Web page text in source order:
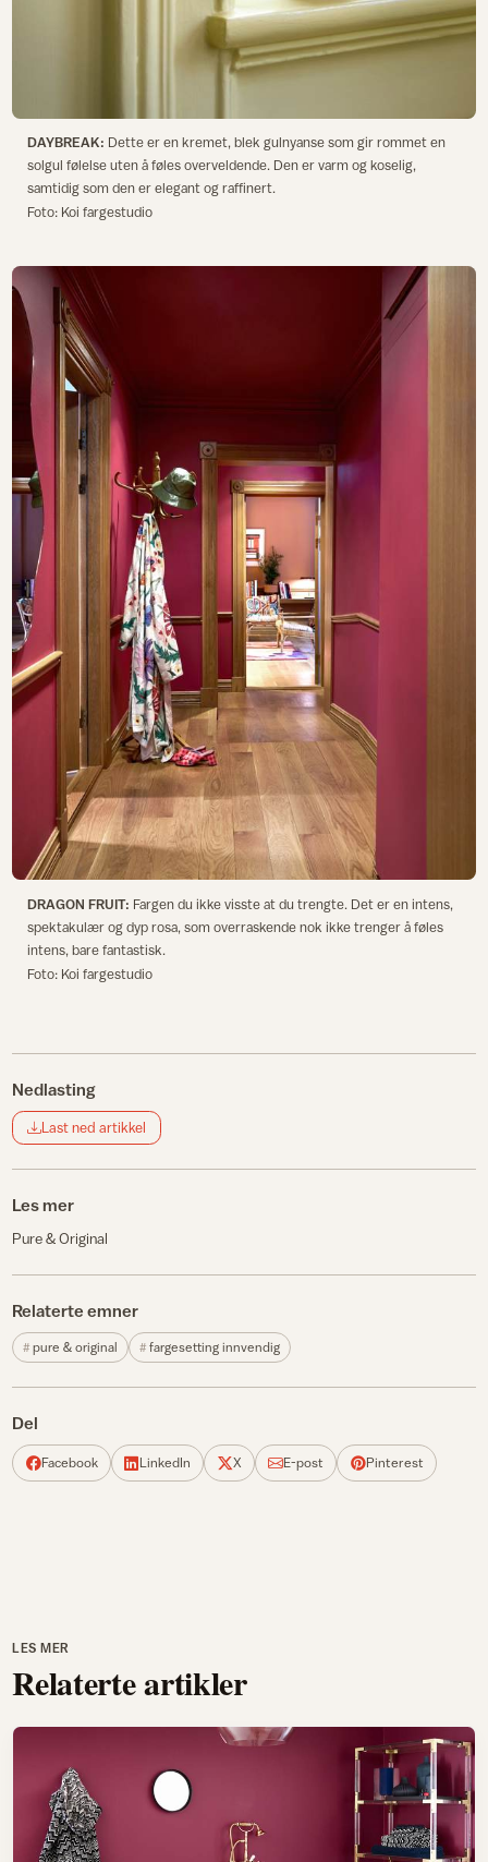
DAYBREAK: Dette er en kremet, blek gulnyanse som gir rommet en
solgul følelse uten å føles overveldende. Den er varm og koselig,
samtidig som den er elegant og raffinert.
Foto: Koi fargestudio
DRAGON FRUIT: Fargen du ikke visste at du trengte. Det er en intens,
spektakulær og dyp rosa, som overraskende nok ikke trenger å føles
intens, bare fantastisk.
Foto: Koi fargestudio
Nedlasting
Last ned artikkel
Les mer
Pure & Original
Relaterte emner
pure & original fargesetting innvendig
Del
Facebook LinkedIn X E-post Pinterest
LES MER
Relaterte artikler